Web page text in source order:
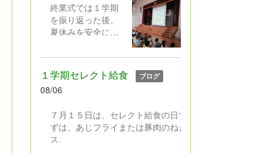
るクラス、平和に
ついての本の読み
聞かせをするクラ
の様子を中継する
クラス・・・活動
はそれぞれでした
しぶりに会うクラ
スの友達にみんな
とっても嬉しそう
でした。
終業式では１学期
を振り返った後、
夏休みを安全に過
ました。生徒指導
からは、交通事
故・水の事故、不
審者等の事件に遭
話、夏休みのきま
りやネットモラル
の話をしました。
１学期セレクト給食 ブログ
08/06
７月１５日は、セレクト給食の日でした。 おか
ずは、あじフライまたは豚肉のねぎソー
ス。